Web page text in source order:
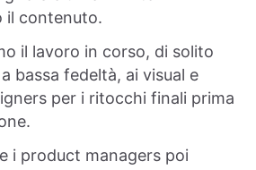
il contenuto.
il lavoro in corso, di solito
bassa fedeltà, ai visual e
per i ritocchi finali prima
i product managers poi